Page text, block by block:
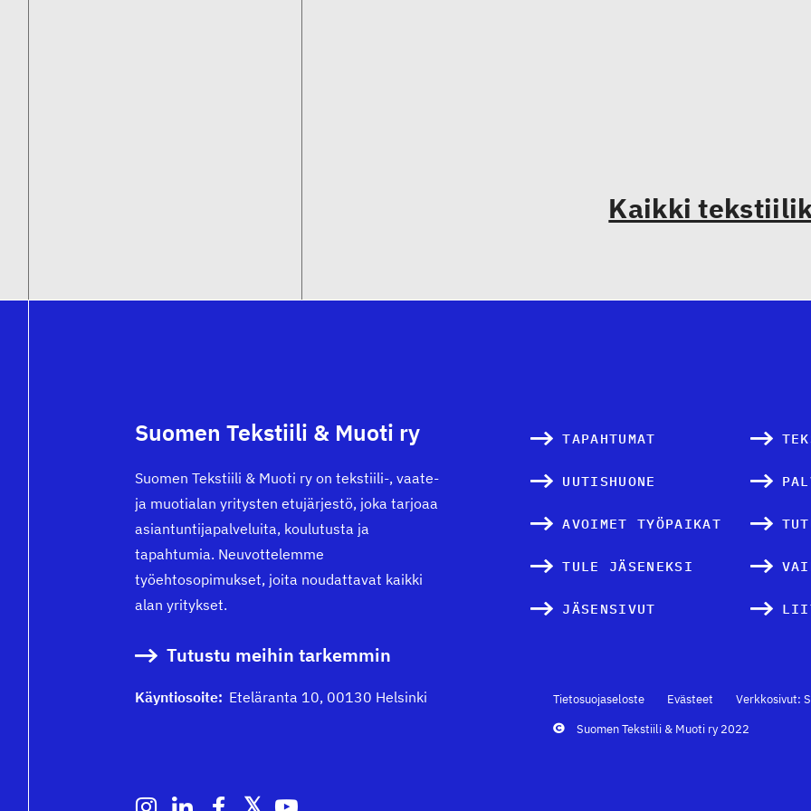
Kaikki
Suomen Tekstiili & Muoti ry
Suomen Tekstiili & Muoti ry on tekstiili-, vaate-
ja muotialan yritysten etujärjestö, joka tarjoaa
asiantuntijapalveluita, koulutusta ja
tapahtumia. Neuvottelemme
työehtosopimukset, joita noudattavat kaikki
alan yritykset.
Tutustu meihin tarkemmin
Käyntiosoite: Eteläranta 10, 00130 Helsinki
TAPAHTUMAT
UUTISHUONE
AVOIMET TYÖPAIKAT
TULE JÄSENEKSI
JÄSENSIVUT
Tietosuojaseloste Evästeet
Verkkosivut:
Suomen Tekstiili & Muoti ry 2022